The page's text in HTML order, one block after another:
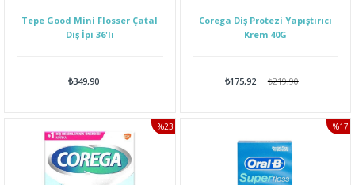
Tepe Good Mini Flosser Çatal
Diş İpi 36'lı
₺349,90
Corega Diş Protezi Yapıştırıcı
Krem 40G
₺175,92 ₺219,90
%23
%17